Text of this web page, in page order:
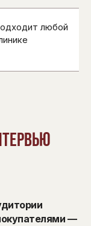
любой
—